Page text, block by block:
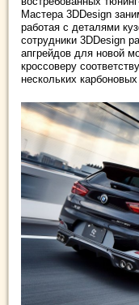
Мастера 3DDesign
работая с деталями
сотрудники 3DDesign
апгрейдов для новой
кроссоверу
нескольких